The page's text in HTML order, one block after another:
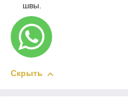
швы.
Скрыть